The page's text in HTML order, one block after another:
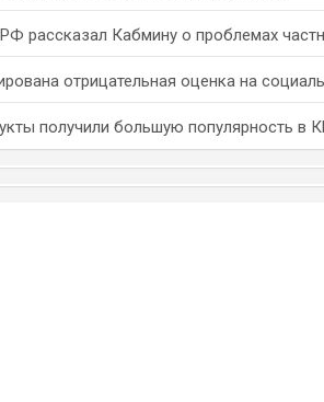
рассказал Кабмину о проблемах
отрицательная оценка на
получили большую популярность в